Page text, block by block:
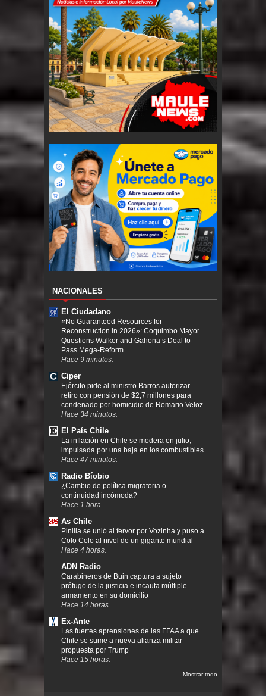
NACIONALES
El Ciudadano
«No Guaranteed Resources for
Reconstruction in 2026»: Coquimbo Mayor
Questions Walker and Gahona’s Deal to
Pass Mega-Reform
Hace 9 minutos.
Ciper
Ejército pide al ministro Barros autorizar
retiro con pensión de $2,7 millones para
condenado por homicidio de Romario Veloz
Hace 34 minutos.
El País Chile
La inflación en Chile se modera en julio,
impulsada por una baja en los combustibles
Hace 47 minutos.
Radio Bíobio
¿Cambio de política migratoria o
continuidad incómoda?
Hace 1 hora.
As Chile
Pinilla se unió al fervor por Vozinha y puso a
Colo Colo al nivel de un gigante mundial
Hace 4 horas.
ADN Radio
Carabineros de Buin captura a sujeto
prófugo de la justicia e incauta múltiple
armamento en su domicilio
Hace 14 horas.
Ex-Ante
Las fuertes aprensiones de las FFAA a que
Chile se sume a nueva alianza militar
propuesta por Trump
Hace 15 horas.
Mostrar todo